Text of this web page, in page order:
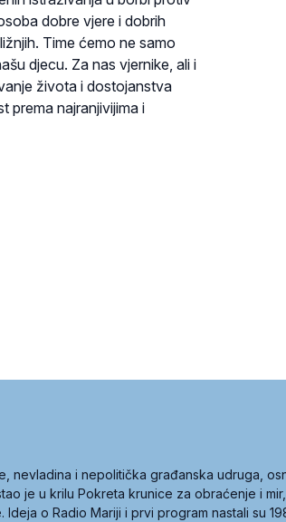
dobre vjere i dobrih
Time ćemo ne samo
djecu. Za nas vjernike, ali i
života i dostojanstva
prema najranjivijima i
nevladina i nepolitička građanska udruga,
je u krilu Pokreta krunice za obraćenje i
Ideja o Radio Mariji i prvi program nastali su